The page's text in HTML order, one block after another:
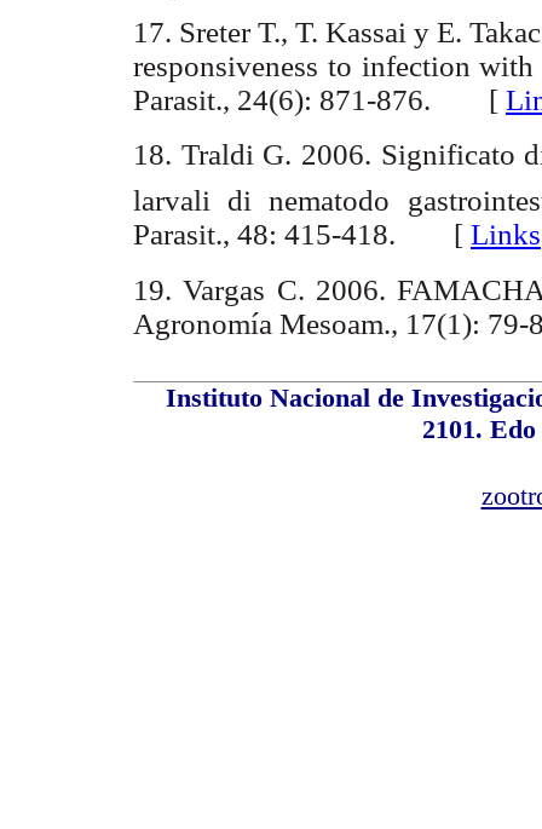
17. Sreter T., T. Kassai y E.
responsiveness to infection
Parasit., 24(6): 871-876. [
18. Traldi G. 2006. Significato
larvali di nematodo
Parasit., 48: 415-418. [ Links
19. Vargas C. 2006.
Agronomía Mesoam., 17(1):
Instituto Nacional de
2101.